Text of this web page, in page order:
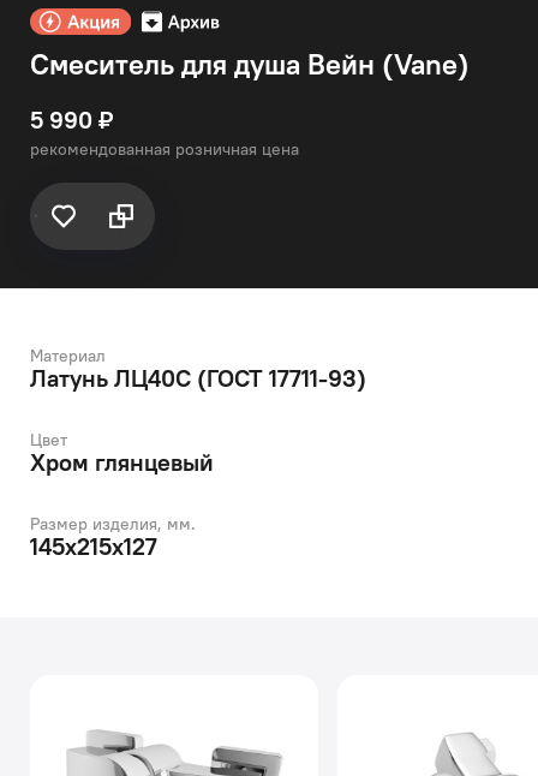
Смеситель для душа Вейн (Vane)
5 990 ₽
рекомендованная розничная цена
Материал
Латунь ЛЦ40C (ГОСТ 17711-93)
Цвет
Хром глянцевый
Размер изделия, мм.
145x215x127